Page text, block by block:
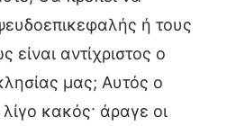
ή τους
είναι αντίχριστος ο
μας; Αυτός ο
κακός· άραγε οι